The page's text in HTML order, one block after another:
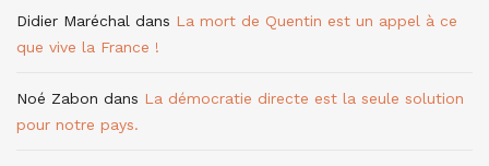
Didier Maréchal dans La mort de Quentin est un appel à ce
que vive la France !
Noé Zabon dans La démocratie directe est la seule solution
pour notre pays.